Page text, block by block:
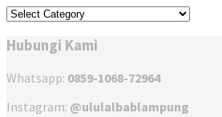
Kategori
Hubungi Kami
Whatsapp: 0859-1068-72964
Instagram: @ululalbablampung